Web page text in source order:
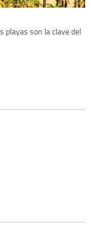
playas son la clave del